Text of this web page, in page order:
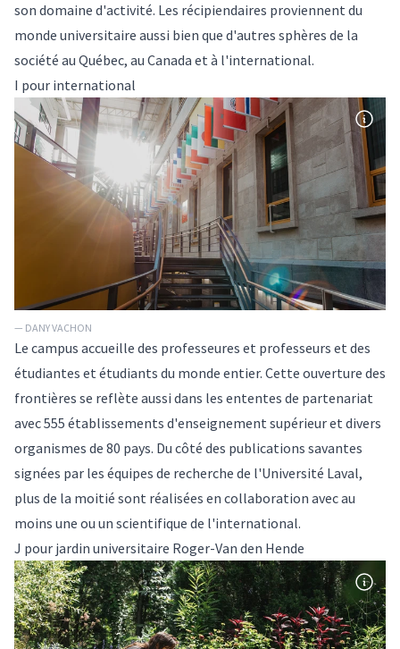
son domaine d'activité. Les récipiendaires proviennent du
monde universitaire aussi bien que d'autres sphères de la
société au Québec, au Canada et à l'international.
I pour international
— DANY VACHON
Le campus accueille des professeures et professeurs et des
étudiantes et étudiants du monde entier. Cette ouverture des
frontières se reflète aussi dans les ententes de partenariat
avec 555 établissements d'enseignement supérieur et divers
organismes de 80 pays. Du côté des publications savantes
signées par les équipes de recherche de l'Université Laval,
plus de la moitié sont réalisées en collaboration avec au
moins une ou un scientifique de l'international.
J pour jardin universitaire Roger-Van den Hende